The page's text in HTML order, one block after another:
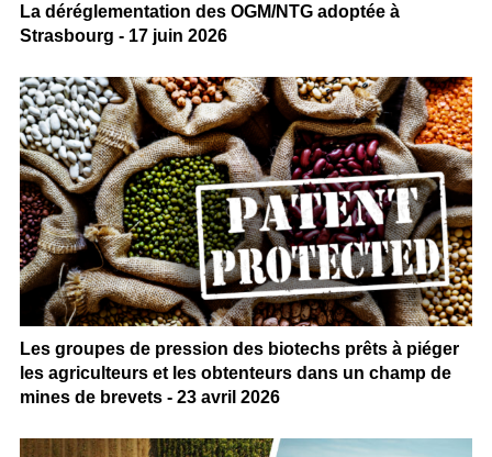
La déréglementation des OGM/NTG adoptée à
Strasbourg - 17 juin 2026
Les groupes de pression des biotechs prêts à piéger
les agriculteurs et les obtenteurs dans un champ de
mines de brevets - 23 avril 2026